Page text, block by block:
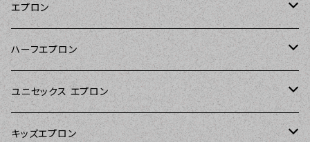
エプロン
Kitsch'n Glam（キッチングラム）
Sierra Rose（シエラローズ）
Tarantinalovers（タランティーナ ラバーズ）
ハーフエプロン
Sierra Rose（シエラローズ）
ユニセックス エプロン
DII（ディーアイアイ）
キッズエプロン